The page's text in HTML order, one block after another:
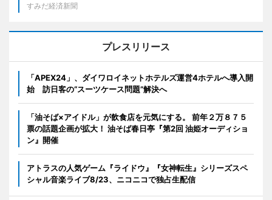
すみだ経済新聞
プレスリリース
「APEX24」、ダイワロイネットホテルズ運営4ホテルへ導入開
始 訪日客の“スーツケース問題”解決へ
「油そば×アイドル」が飲食店を元気にする。 前年２万８７５
票の話題企画が拡大！ 油そば春日亭『第2回 油姫オーディショ
ン』開催
アトラスの人気ゲーム『ライドウ』『女神転生』シリーズスペ
シャル音楽ライブ8/23、ニコニコで独占生配信